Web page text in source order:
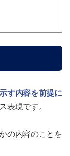
す内容を前提に
表現です。
の内容のことを